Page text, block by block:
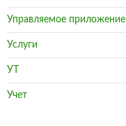
Управляемое приложение
Услуги
УТ
Учет